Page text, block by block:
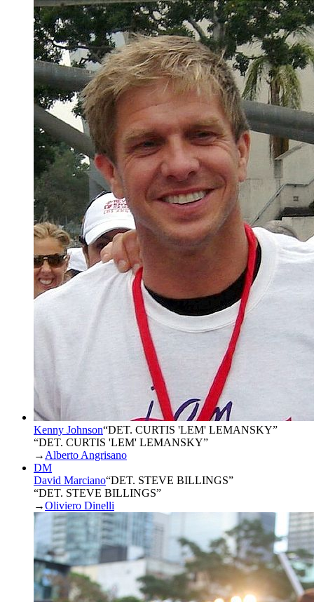
Kenny Johnson“DET. CURTIS 'LEM' LEMANSKY”
“DET. CURTIS 'LEM' LEMANSKY”
→ Alberto Angrisano
DM
David Marciano“DET. STEVE BILLINGS”
“DET. STEVE BILLINGS”
→Oliviero Dinelli